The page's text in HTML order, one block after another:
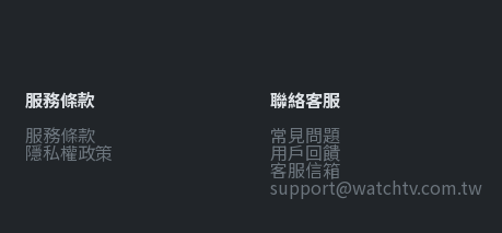
服務條款
服務條款
隱私權政策
聯絡客服
常見問題
用戶回饋
客服信箱
support@watchtv.com.tw